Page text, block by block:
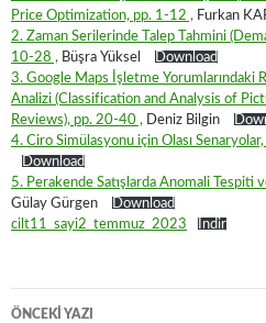
Price Optimization, pp. 1-12 , Furkan
2. Zaman Serilerinde Talep Tahmini
10-28 , Büşra Yüksel
Download
3. Google Maps İşletme Yorumlarındaki
Analizi (Classification and Analysis of
Reviews), pp. 20-40 , Deniz Bilgin
4. Ciro Simülasyonu için Olası
Download
5. Perakende Satışlarda Anomali
Gülay Gürgen
Download
cilt11_sayi2_temmuz_2023
İndir
Yazı
ÖNCEKI YAZI